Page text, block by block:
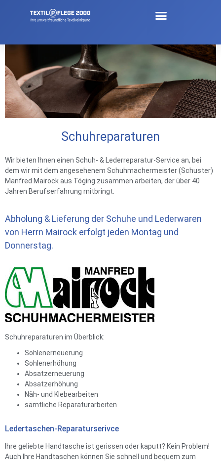
Schuhreparatur
Schuhreparaturen
Wir bieten Ihnen einen Schuh- & Lederreparatur-Service an, bei
dem wir mit dem angesehenem Schuhmachermeister (Schuster)
Manfred Mairock aus Töging zusammen arbeiten, der über 40
Jahren Berufserfahrung mitbringt.
Abholung & Lieferung der Schuhe und Lederwaren
von Herrn Mairock erfolgt jeden Montag und
Donnerstag.
Schuhreparaturen im Überblick:
Sohlenerneuerung
Sohlenerhöhung
Absatzerneuerung
Absatzerhöhung
Näh- und Klebearbeiten
sämtliche Reparaturarbeiten
Ledertaschen-Reparaturserivce
Ihre geliebte Handtasche ist gerissen oder kaputt? Kein Problem!
Auch Ihre Handtaschen können Sie schnell und bequem zum